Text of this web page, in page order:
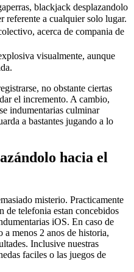
blackjack desplazandolo
referente a cualquier solo lugar.
acerca de compania de
visualmente, aunque
no obstante ciertas
el incremento. A cambio,
indumentarias culminar
a bastantes jugando a lo
hacia el
misterio. Practicamente
de telefonia estan concebidos
iOS. En caso de
a menos 2 anos de historia,
Inclusive nuestras
faciles o las juegos de